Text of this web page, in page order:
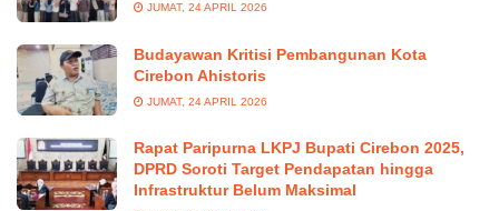
JUMAT, 24 APRIL 2026
Budayawan Kritisi Pembangunan Kota
Cirebon Ahistoris
JUMAT, 24 APRIL 2026
Rapat Paripurna LKPJ Bupati Cirebon 2025,
DPRD Soroti Target Pendapatan hingga
Infrastruktur Belum Maksimal